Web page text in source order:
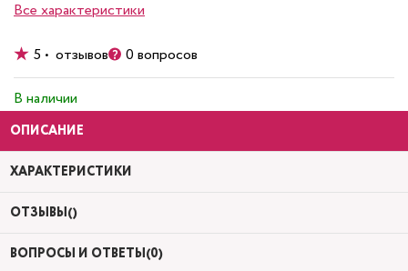
Все характеристики
5 • отзывов 0 вопросов
В наличии
ОПИСАНИЕ
ХАРАКТЕРИСТИКИ
ОТЗЫВЫ()
ВОПРОСЫ И ОТВЕТЫ(0)